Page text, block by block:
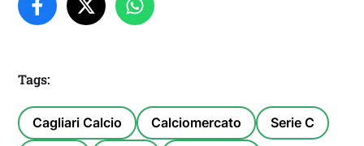
Tags:
Cagliari Calcio Calciomercato Serie C